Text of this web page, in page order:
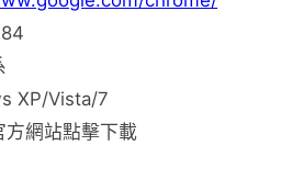
XP/Vista/7
網站點擊下載